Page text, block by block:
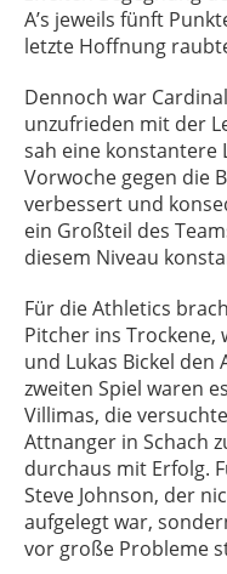
A’s jeweils fünft
letzte Hoffnung
Dennoch war
unzufrieden mit der
sah eine konstantere
Vorwoche gegen die
verbessert und
ein Großteil des
diesem Niveau
Für die Athletics
Pitcher ins Trockene,
und Lukas Bickel
zweiten Spiel waren
Villimas, die
Attnanger in Schach
durchaus mit Erfolg.
Steve Johnson, der
aufgelegt war,
vor große Probleme